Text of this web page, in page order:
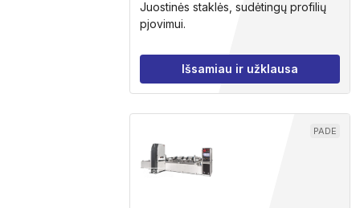
Juostinės staklės, sudėtingų profilių
pjovimui.
Išsamiau ir užklausa
PADE